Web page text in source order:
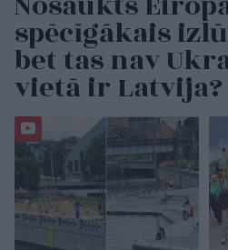
spēcīgākais
bet tas nav
vietā ir Latvija?